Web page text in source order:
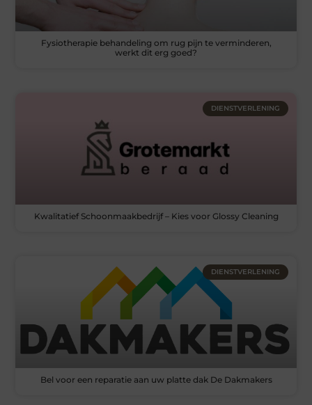
Fysiotherapie behandeling om rug pijn te verminderen,
werkt dit erg goed?
DIENSTVERLENING
Kwalitatief Schoonmaakbedrijf – Kies voor Glossy Cleaning
DIENSTVERLENING
Bel voor een reparatie aan uw platte dak De Dakmakers